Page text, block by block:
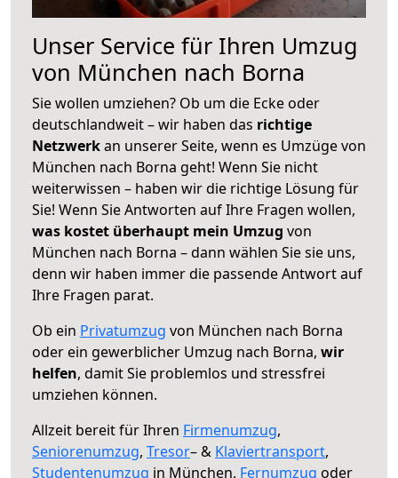
Unser Service für Ihren Umzug
von München nach Borna
Sie wollen umziehen? Ob um die Ecke oder
deutschlandweit – wir haben das richtige
Netzwerkan unserer Seite, wenn es Umzüge von
München nach Borna geht! Wenn Sie nicht
weiterwissen – haben wir die richtige Lösung für
Sie! Wenn Sie Antworten auf Ihre Fragen wollen,
was kostet überhaupt mein Umzug von
München nach Borna – dann wählen Sie sie uns,
denn wir haben immer die passende Antwort auf
Ihre Fragen parat.
Ob ein Privatumzug von München nach Borna
oder ein gewerblicher Umzug nach Borna, wir
helfen, damit Sie problemlos und stressfrei
umziehen können.
Allzeit bereit für Ihren Firmenumzug,
Seniorenumzug, Tresor– & Klaviertransport,
Studentenumzug in München, Fernumzug oder